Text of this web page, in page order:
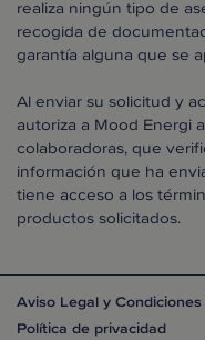
realiza ningún tipo de
recogida de
garantía alguna que se
Al enviar su solicitud y
autoriza a Mood Energi
colaboradoras, que
información que ha
tiene acceso a los
productos solicitados.
Aviso Legal y
Política de privacidad